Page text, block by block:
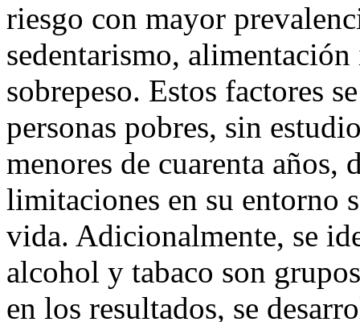
riesgo con mayor
sedentarismo,
sobrepeso. Estos factores
personas pobres, sin
menores de cuarenta
limitaciones en su entorno
vida. Adicionalmente, se
alcohol y tabaco son
en los resultados, se